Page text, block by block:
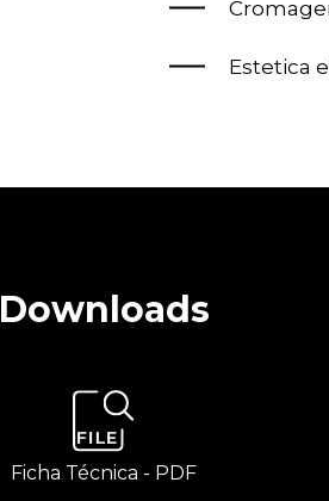
Estetica
Downloads
Ficha Técnica - PDF